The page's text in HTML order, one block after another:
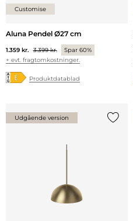
Customise
Aluna Pendel Ø27 cm
1.359 kr. 3.399 kr.
Spar 60%
+ evt. fragtomkostninger.
Produktdatablad
Udgående version